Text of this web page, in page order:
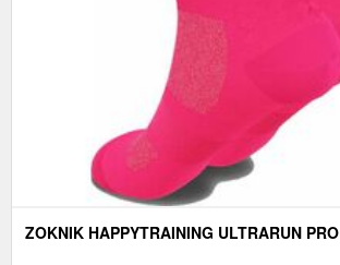
ZOKNIK HAPPYTRAINING ULTRARUN PRO